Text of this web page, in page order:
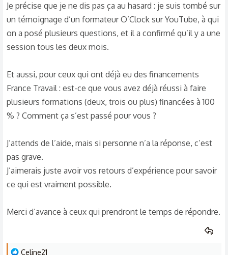
Je précise que je ne dis pas ça au hasard : je suis tombé sur
un témoignage d’un formateur O’Clock sur YouTube, à qui
on a posé plusieurs questions, et il a confirmé qu’il y a une
session tous les deux mois.
Et aussi, pour ceux qui ont déjà eu des financements
France Travail : est-ce que vous avez déjà réussi à faire
plusieurs formations (deux, trois ou plus) financées à 100
% ? Comment ça s’est passé pour vous ?
J’attends de l’aide, mais si personne n’a la réponse, c’est
pas grave.
J’aimerais juste avoir vos retours d’expérience pour savoir
ce qui est vraiment possible.
Merci d’avance à ceux qui prendront le temps de répondre.
L
Celine21